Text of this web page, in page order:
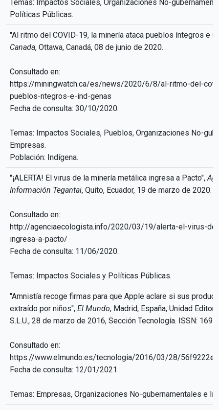
Temas: Impactos Sociales, Organizaciones No-
Políticas Públicas.
"Al ritmo del COVID-19, la minería ataca pueblos íntegros e
Canada, Ottawa, Canadá, 08 de junio de 2020.
Consultado en:
https://miningwatch.ca/es/news/2020/6/8/al-ritmo-del-
pueblos-ntegros-e-ind-genas
Fecha de consulta: 30/10/2020.
Temas: Impactos Sociales, Pueblos, Organizaciones No-
Empresas.
Población: Indígena.
"¡ALERTA! El virus de la minería metálica ingresa a Pacto",
Información Tegantai, Quito, Ecuador, 19 de marzo de 2020.
Consultado en:
http://agenciaecologista.info/2020/03/19/alerta-el-virus-
ingresa-a-pacto/
Fecha de consulta: 11/06/2020.
Temas: Impactos Sociales y Políticas Públicas.
"Amnistía recoge firmas para que Apple aclare si sus
extraído por niños", El Mundo, Madrid, España, Unidad
S.L.U., 28 de marzo de 2016, Sección Tecnología. ISSN:
Consultado en:
https://www.elmundo.es/tecnologia/2016/03/28/
Fecha de consulta: 12/01/2021.
Temas: Empresas, Organizaciones No-gubernamentales e